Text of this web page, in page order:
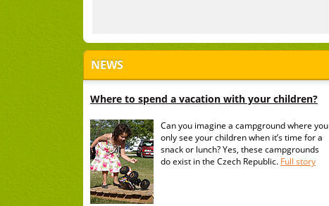
NEWS
Where to spend a vacation with your children?
Can you imagine a campground where you
only see your children when it’s time for a
snack or lunch? Yes, these campgrounds
do exist in the Czech Republic. Full story